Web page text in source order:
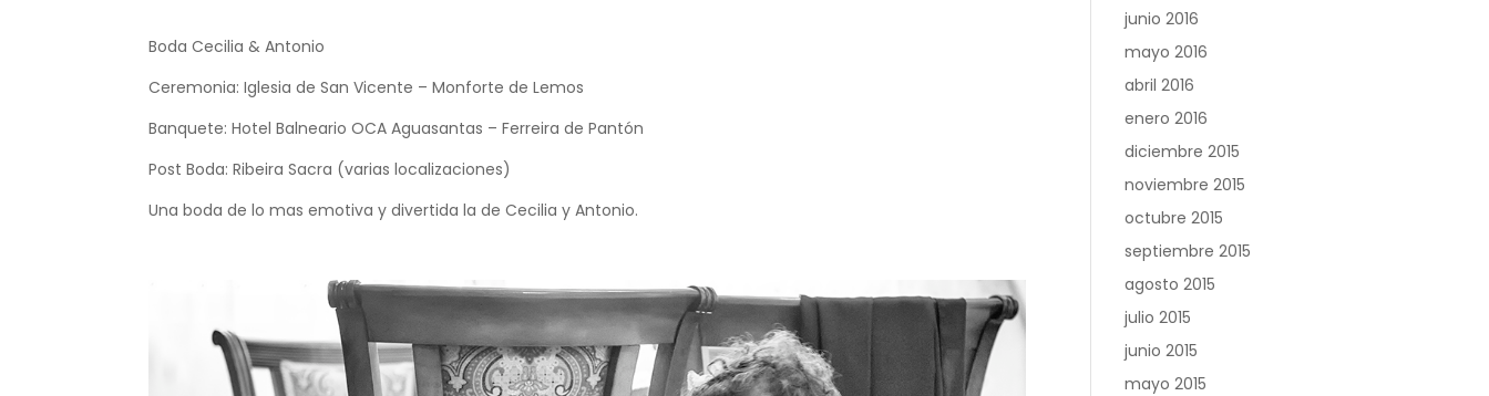
Boda Cecilia & Antonio
Ceremonia: Iglesia de San Vicente – Monforte de Lemos
Banquete: Hotel Balneario OCA Aguasantas – Ferreira de Pantón
Post Boda: Ribeira Sacra (varias localizaciones)
Una boda de lo mas emotiva y divertida la de Cecilia y Antonio.
junio 2016
mayo 2016
abril 2016
enero 2016
diciembre 2015
noviembre 2015
octubre 2015
septiembre 2015
agosto 2015
julio 2015
junio 2015
mayo 2015